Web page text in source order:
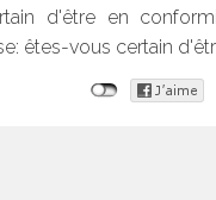
d'être en
êtes-vous certain